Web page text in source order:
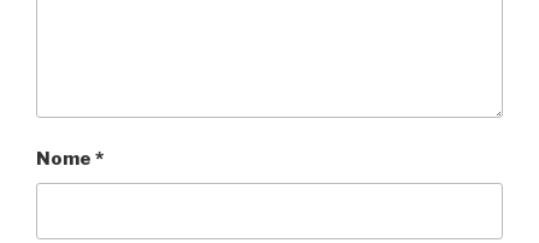
Nome *